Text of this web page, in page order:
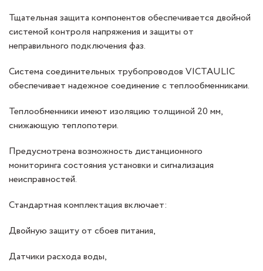
Тщательная защита компонентов обеспечивается двойной
системой контроля напряжения и защиты от
неправильного подключения фаз.
Система соединительных трубопроводов VICTAULIC
обеспечивает надежное соединение с теплообменниками.
Теплообменники имеют изоляцию толщиной 20 мм,
снижающую теплопотери.
Предусмотрена возможность дистанционного
мониторинга состояния установки и сигнализация
неисправностей.
Стандартная комплектация включает:
Двойную защиту от сбоев питания,
Датчики расхода воды,